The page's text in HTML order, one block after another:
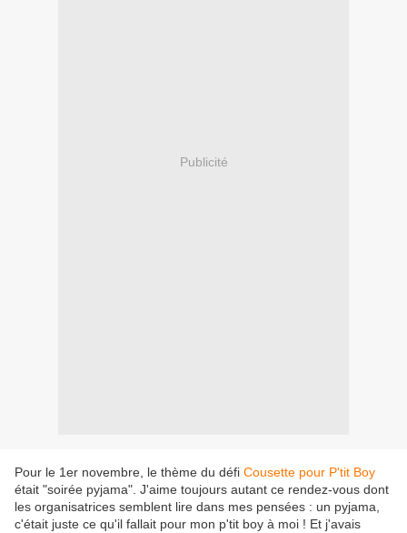
Publicité
Pour le 1er novembre, le thème du défi Cousette pour P'tit Boy
était "soirée pyjama". J'aime toujours autant ce rendez-vous dont
les organisatrices semblent lire dans mes pensées : un pyjama,
c'était juste ce qu'il fallait pour mon p'tit boy à moi ! Et j'avais